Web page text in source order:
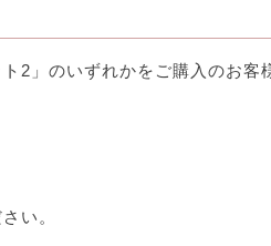
2」のいずれかをご購入のお客
い。